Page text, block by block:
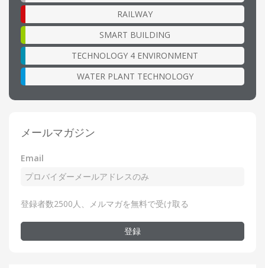
RAILWAY
SMART BUILDING
TECHNOLOGY 4 ENVIRONMENT
WATER PLANT TECHNOLOGY
メールマガジン
Email
登録者数2500人、メルマガを無料で受け取る
登録